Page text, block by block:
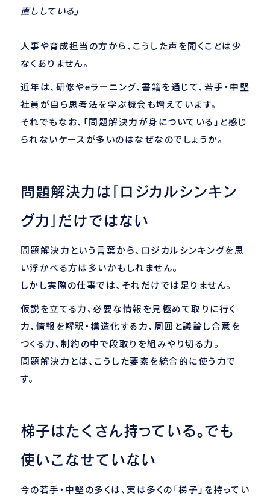
直ししている」
人事や育成担当の方から、こうした声を聞くことは少
なくありません。
近年は、研修やeラーニング、書籍を通じて、若手・中堅
社員が自ら思考法を学ぶ機会も増えています。
それでもなお、「問題解決力が身についている」と感じ
られないケースが多いのはなぜなのでしょうか。
問題解決力は「ロジカルシンキン
グ力」だけではない
問題解決力という言葉から、ロジカルシンキングを思
い浮かべる方は多いかもしれません。
しかし実際の仕事では、それだけでは足りません。
仮説を立てる力、必要な情報を見極めて取りに行く
力、情報を解釈・構造化する力、周囲と議論し合意を
つくる力、制約の中で段取りを組みやり切る力。
問題解決力とは、こうした要素を統合的に使う力で
す。
梯子はたくさん持っている。でも
使いこなせていない
今の若手・中堅の多くは、実は多くの「梯子」を持ってい